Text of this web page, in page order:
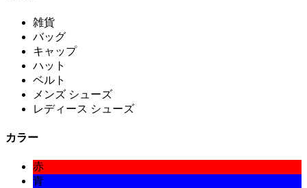
雑貨
バッグ
キャップ
ハット
ベルト
メンズ シューズ
レディース シューズ
カラー
赤
青